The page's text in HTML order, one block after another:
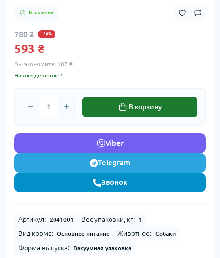
В наличии
780 ₴ -24%
593 ₴
Вы экономите: 187 ₴
Нашли дешевле?
В корзину
Viber
Telegram
Звонок
Артикул: 2041001 Вес упаковки, кг: 1
Вид корма: Основное питание Животное: Собаки
Форма выпуска: Вакуумная упаковка